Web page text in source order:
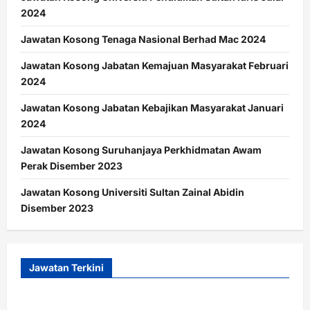
2024
Jawatan Kosong Tenaga Nasional Berhad Mac 2024
Jawatan Kosong Jabatan Kemajuan Masyarakat Februari
2024
Jawatan Kosong Jabatan Kebajikan Masyarakat Januari
2024
Jawatan Kosong Suruhanjaya Perkhidmatan Awam
Perak Disember 2023
Jawatan Kosong Universiti Sultan Zainal Abidin
Disember 2023
Jawatan Terkini